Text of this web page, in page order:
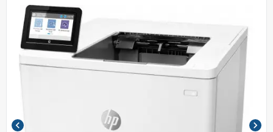
chevron_left chevron_right